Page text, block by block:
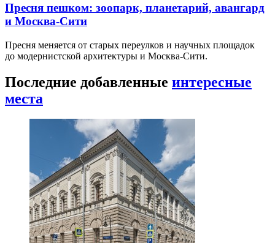
Пресня пешком: зоопарк, планетарий, авангард
и Москва-Сити
Пресня меняется от старых переулков и научных площадок
до модернистской архитектуры и Москва-Сити.
Последние добавленные интересные
места